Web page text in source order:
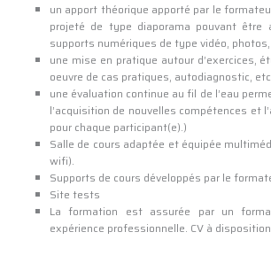
un apport théorique apporté par le
projeté de type diaporama pouvant être
supports numériques de type vidéo,
une mise en pratique autour d’exercices,
oeuvre de cas pratiques, autodiagnostic,
une évaluation continue au fil de l’eau
l’acquisition de nouvelles compétences et
pour chaque participant(e).)
Salle de cours adaptée et équipée
wifi).
Supports de cours développés par le
Site tests
La formation est assurée par un
expérience professionnelle. CV à